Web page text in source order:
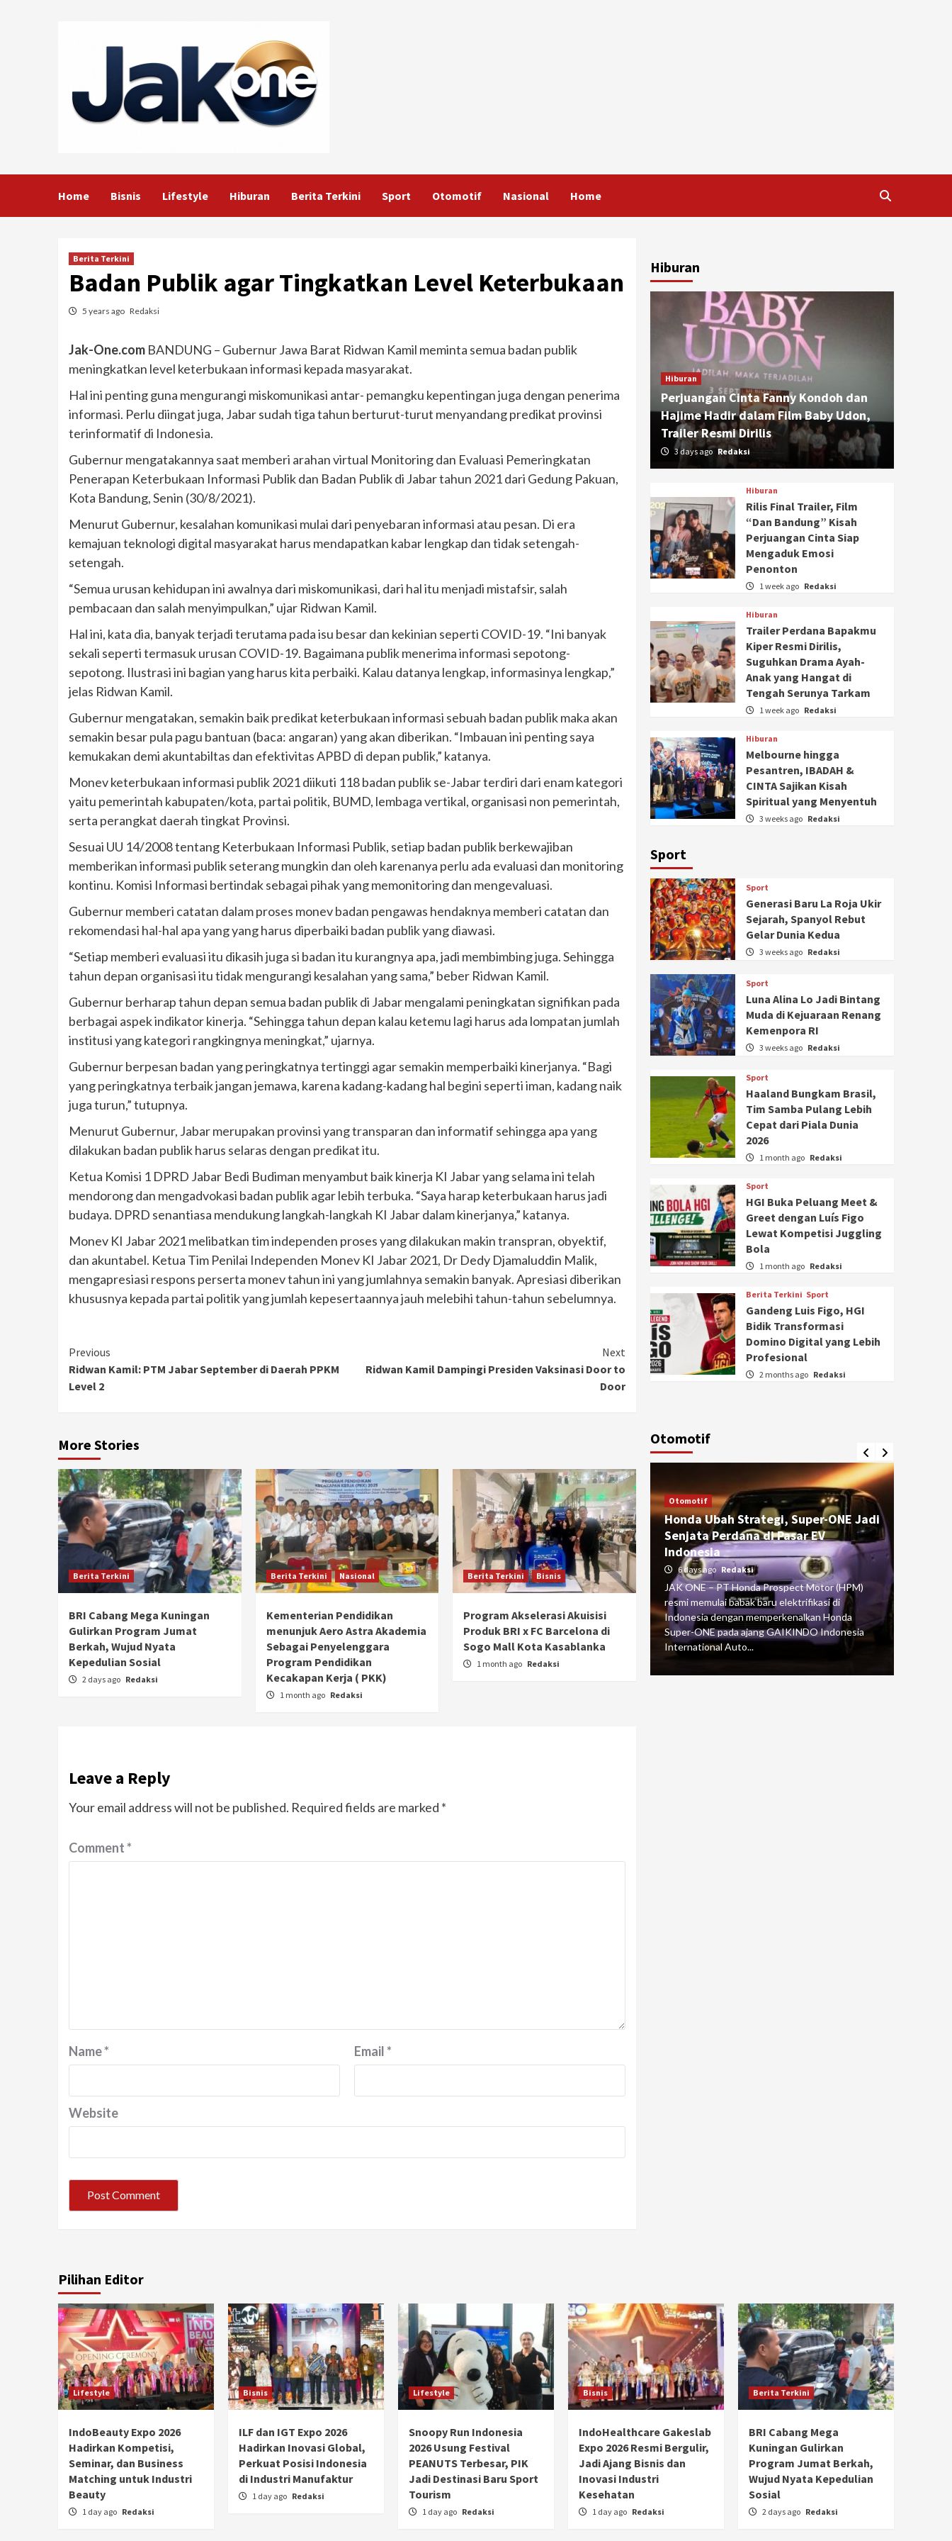
Home Bisnis Lifestyle Hiburan Berita Terkini Sport Otomotif Nasional Home
Berita Terkini
Badan Publik agar Tingkatkan Level Keterbukaan
5 years ago Redaksi
Jak-One.com BANDUNG – Gubernur Jawa Barat Ridwan Kamil meminta semua badan publik
meningkatkan level keterbukaan informasi kepada masyarakat.
Hal ini penting guna mengurangi miskomunikasi antar- pemangku kepentingan juga dengan penerima
informasi. Perlu diingat juga, Jabar sudah tiga tahun berturut-turut menyandang predikat provinsi
terinformatif di Indonesia.
Gubernur mengatakannya saat memberi arahan virtual Monitoring dan Evaluasi Pemeringkatan
Penerapan Keterbukaan Informasi Publik dan Badan Publik di Jabar tahun 2021 dari Gedung Pakuan,
Kota Bandung, Senin (30/8/2021).
Menurut Gubernur, kesalahan komunikasi mulai dari penyebaran informasi atau pesan. Di era
kemajuan teknologi digital masyarakat harus mendapatkan kabar lengkap dan tidak setengah-
setengah.
“Semua urusan kehidupan ini awalnya dari miskomunikasi, dari hal itu menjadi mistafsir, salah
pembacaan dan salah menyimpulkan,” ujar Ridwan Kamil.
Hal ini, kata dia, banyak terjadi terutama pada isu besar dan kekinian seperti COVID-19. “Ini banyak
sekali seperti termasuk urusan COVID-19. Bagaimana publik menerima informasi sepotong-
sepotong. Ilustrasi ini bagian yang harus kita perbaiki. Kalau datanya lengkap, informasinya lengkap,”
jelas Ridwan Kamil.
Gubernur mengatakan, semakin baik predikat keterbukaan informasi sebuah badan publik maka akan
semakin besar pula pagu bantuan (baca: angaran) yang akan diberikan. “Imbauan ini penting saya
kemukakan demi akuntabiltas dan efektivitas APBD di depan publik,” katanya.
Monev keterbukaan informasi publik 2021 diikuti 118 badan publik se-Jabar terdiri dari enam kategori
yaitu pemerintah kabupaten/kota, partai politik, BUMD, lembaga vertikal, organisasi non pemerintah,
serta perangkat daerah tingkat Provinsi.
Sesuai UU 14/2008 tentang Keterbukaan Informasi Publik, setiap badan publik berkewajiban
memberikan informasi publik seterang mungkin dan oleh karenanya perlu ada evaluasi dan monitoring
kontinu. Komisi Informasi bertindak sebagai pihak yang memonitoring dan mengevaluasi.
Gubernur memberi catatan dalam proses monev badan pengawas hendaknya memberi catatan dan
rekomendasi hal-hal apa yang yang harus diperbaiki badan publik yang diawasi.
“Setiap memberi evaluasi itu dikasih juga si badan itu kurangnya apa, jadi membimbing juga. Sehingga
tahun depan organisasi itu tidak mengurangi kesalahan yang sama,” beber Ridwan Kamil.
Gubernur berharap tahun depan semua badan publik di Jabar mengalami peningkatan signifikan pada
berbagai aspek indikator kinerja. “Sehingga tahun depan kalau ketemu lagi harus ada lompatan jumlah
institusi yang kategori rangkingnya meningkat,” ujarnya.
Gubernur berpesan badan yang peringkatnya tertinggi agar semakin memperbaiki kinerjanya. “Bagi
yang peringkatnya terbaik jangan jemawa, karena kadang-kadang hal begini seperti iman, kadang naik
juga turun,” tutupnya.
Menurut Gubernur, Jabar merupakan provinsi yang transparan dan informatif sehingga apa yang
dilakukan badan publik harus selaras dengan predikat itu.
Ketua Komisi 1 DPRD Jabar Bedi Budiman menyambut baik kinerja KI Jabar yang selama ini telah
mendorong dan mengadvokasi badan publik agar lebih terbuka. “Saya harap keterbukaan harus jadi
budaya. DPRD senantiasa mendukung langkah-langkah KI Jabar dalam kinerjanya,” katanya.
Monev KI Jabar 2021 melibatkan tim independen proses yang dilakukan makin transpran, obyektif,
dan akuntabel. Ketua Tim Penilai Independen Monev KI Jabar 2021, Dr Dedy Djamaluddin Malik,
mengapresiasi respons perserta monev tahun ini yang jumlahnya semakin banyak. Apresiasi diberikan
khususnya kepada partai politik yang jumlah kepesertaannya jauh melebihi tahun-tahun sebelumnya.
Continue
Reading
Previous
Ridwan Kamil: PTM Jabar September di Daerah PPKM
Level 2
Next
Ridwan Kamil Dampingi Presiden Vaksinasi Door to
Door
More Stories
Berita Terkini
BRI Cabang Mega Kuningan
Gulirkan Program Jumat
Berkah, Wujud Nyata
Kepedulian Sosial
2 days ago Redaksi
Berita Terkini Nasional
Kementerian Pendidikan
menunjuk Aero Astra Akademia
Sebagai Penyelenggara
Program Pendidikan
Kecakapan Kerja ( PKK)
1 month ago Redaksi
Berita Terkini Bisnis
Program Akselerasi Akuisisi
Produk BRI x FC Barcelona di
Sogo Mall Kota Kasablanka
1 month ago Redaksi
Leave a Reply
Your email address will not be published. Required fields are marked *
Comment*
Name* Email*
Website
Hiburan
Hiburan
Perjuangan Cinta Fanny Kondoh dan
Hajime Hadir dalam Film Baby Udon,
Trailer Resmi Dirilis
3 days ago Redaksi
Hiburan
Rilis Final Trailer, Film
“Dan Bandung” Kisah
Perjuangan Cinta Siap
Mengaduk Emosi
Penonton
1 week ago Redaksi
Hiburan
Trailer Perdana Bapakmu
Kiper Resmi Dirilis,
Suguhkan Drama Ayah-
Anak yang Hangat di
Tengah Serunya Tarkam
1 week ago Redaksi
Hiburan
Melbourne hingga
Pesantren, IBADAH &
CINTA Sajikan Kisah
Spiritual yang Menyentuh
3 weeks ago Redaksi
Sport
Sport
Generasi Baru La Roja Ukir
Sejarah, Spanyol Rebut
Gelar Dunia Kedua
3 weeks ago Redaksi
Sport
Luna Alina Lo Jadi Bintang
Muda di Kejuaraan Renang
Kemenpora RI
3 weeks ago Redaksi
Sport
Haaland Bungkam Brasil,
Tim Samba Pulang Lebih
Cepat dari Piala Dunia
2026
1 month ago Redaksi
Sport
HGI Buka Peluang Meet &
Greet dengan Luís Figo
Lewat Kompetisi Juggling
Bola
1 month ago Redaksi
Berita Terkini Sport
Gandeng Luis Figo, HGI
Bidik Transformasi
Domino Digital yang Lebih
Profesional
2 months ago Redaksi
Otomotif
Otomotif
Ducati Collezione 100 Debut di
Mugello, Usung 10 Desain Bersejarah
2 months ago Redaksi
JAK ONE – Perayaan satu abad perjalanan
Collezione 100, sebuah koleksi motor edisi
terbatas yang mengangkat kembali sejumlah
livery paling...
Otomotif
Honda Ubah Strategi, Super-ONE Jadi
Senjata Perdana di Pasar EV
Indonesia
6 days ago Redaksi
JAK ONE – PT Honda Prospect Motor (HPM)
resmi memulai babak baru elektrifikasi di
Indonesia dengan memperkenalkan Honda
Super-ONE pada ajang GAIKINDO Indonesia
International Auto...
Pilihan Editor
Lifestyle
IndoBeauty Expo 2026
Hadirkan Kompetisi,
Seminar, dan Business
Matching untuk Industri
Beauty
1 day ago Redaksi
Bisnis
ILF dan IGT Expo 2026
Hadirkan Inovasi Global,
Perkuat Posisi Indonesia
di Industri Manufaktur
1 day ago Redaksi
Lifestyle
Snoopy Run Indonesia
2026 Usung Festival
PEANUTS Terbesar, PIK
Jadi Destinasi Baru Sport
Tourism
1 day ago Redaksi
Bisnis
IndoHealthcare Gakeslab
Expo 2026 Resmi Bergulir,
Jadi Ajang Bisnis dan
Inovasi Industri
Kesehatan
1 day ago Redaksi
Berita Terkini
BRI Cabang Mega
Kuningan Gulirkan
Program Jumat Berkah,
Wujud Nyata Kepedulian
Sosial
2 days ago Redaksi